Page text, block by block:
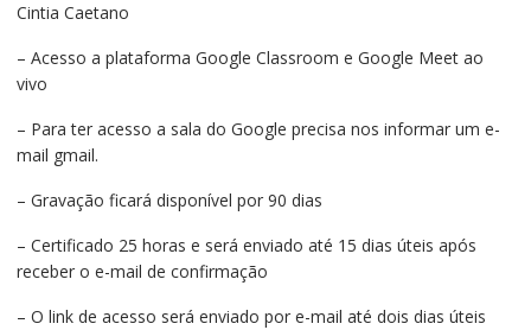
Cintia Caetano
– Acesso a plataforma Google Classroom e Google Meet ao
vivo
– Para ter acesso a sala do Google precisa nos informar um e-
mail gmail.
– Gravação ficará disponível por 90 dias
– Certificado 25 horas e será enviado até 15 dias úteis após
receber o e-mail de confirmação
– O link de acesso será enviado por e-mail até dois dias úteis